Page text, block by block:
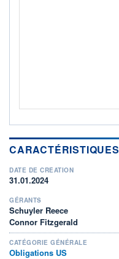
CARACTÉRISTIQUES
DATE DE CRÉATION
31.01.2024
GÉRANTS
Schuyler Reece
Connor Fitzgerald
CATÉGORIE GÉNÉRALE
Obligations US